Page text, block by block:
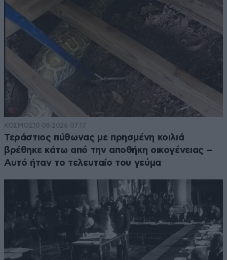
ΚΟΣΜΟΣ10·08·2026 07:17
Τεράστιος πύθωνας με πρησμένη κοιλιά
βρέθηκε κάτω από την αποθήκη οικογένειας –
Αυτό ήταν το τελευταίο του γεύμα